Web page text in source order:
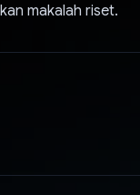
makalah riset.